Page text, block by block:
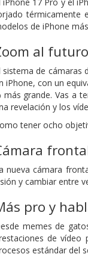
iPhone 17 Pro y el
térmicamente
de iPhone
al
sistema de cámaras
iPhone, con un
más grande. Vas a
revelación y los
tener ocho
nueva cámara
y cambiar entre
pro y
memes de
de vídeo
estándar del